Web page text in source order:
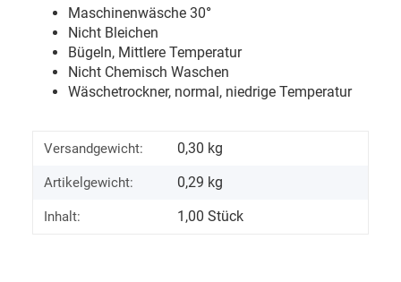
Maschinenwäsche 30°
Nicht Bleichen
Bügeln, Mittlere Temperatur
Nicht Chemisch Waschen
Wäschetrockner, normal, niedrige Temperatur
Versandgewicht: 0,30 kg
Artikelgewicht: 0,29 kg
Inhalt: 1,00 Stück